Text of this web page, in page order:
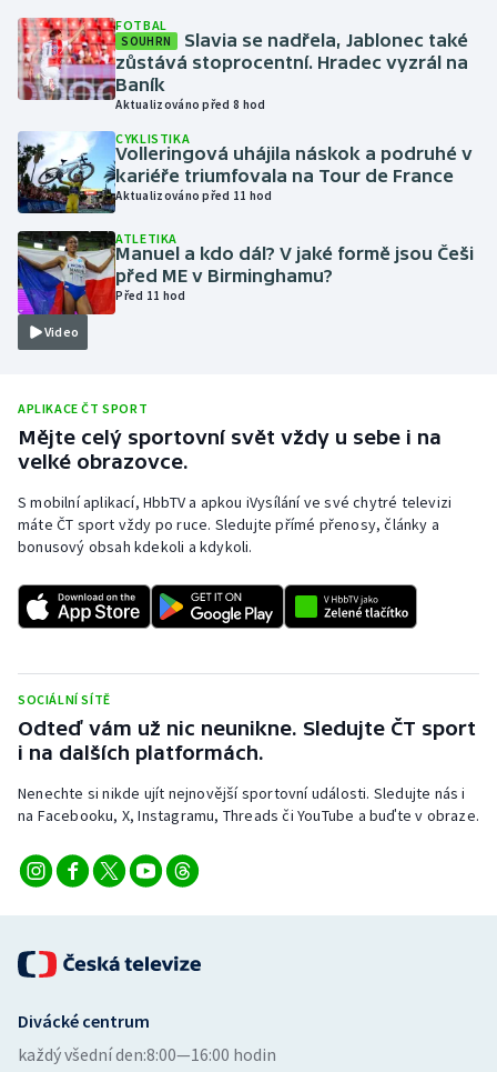
Moderní pětiboj
Motorsport
Olympijské hry
Parasport
Plavání
Plážový volejbal
Rychlobruslení
Rychlostní kanoistika
Short track
Stolní tenis
Triatlon
Veslování
Vodní slalom
Ostatní
FOTBAL
SOUHRN
Slavia se nadřela, Jablonec také
zůstává stoprocentní. Hradec vyzrál na
Baník
Aktualizováno před 8 hod
CYKLISTIKA
Volleringová uhájila náskok a podruhé v
kariéře triumfovala na Tour de France
Aktualizováno před 11 hod
Video
ATLETIKA
Manuel a kdo dál? V jaké formě jsou Češi
před ME v Birminghamu?
Před 11 hod
APLIKACE ČT SPORT
Mějte celý sportovní svět vždy u sebe i na
velké obrazovce.
S mobilní aplikací, HbbTV a apkou iVysílání ve své chytré televizi
máte ČT sport vždy po ruce. Sledujte přímé přenosy, články a
bonusový obsah kdekoli a kdykoli.
SOCIÁLNÍ SÍTĚ
Odteď vám už nic neunikne. Sledujte ČT sport
i na dalších platformách.
Nenechte si nikde ujít nejnovější sportovní události. Sledujte nás i
na Facebooku, X, Instagramu, Threads či YouTube a buďte v obraze.
Divácké centrum
každý všední den:8:00—16:00 hodin